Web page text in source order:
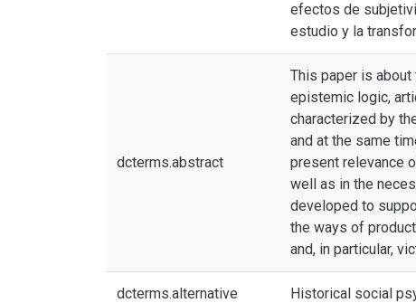
efectos de
estudio y la
dcterms.abstract
This paper is
epistemic logic,
characterized by
and at the same
present relevance
well as in the
developed to
the ways of
and, in particular,
dcterms.alternative Historical social